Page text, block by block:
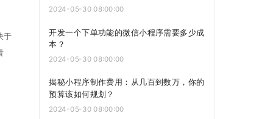
于
2024-05-30 08:00:00
开发一个下单功能的微信小程序需要多少成
本？
2024-05-30 08:00:00
揭秘小程序制作费用：从几百到数万，你的
预算该如何规划？
2024-05-30 08:00:00